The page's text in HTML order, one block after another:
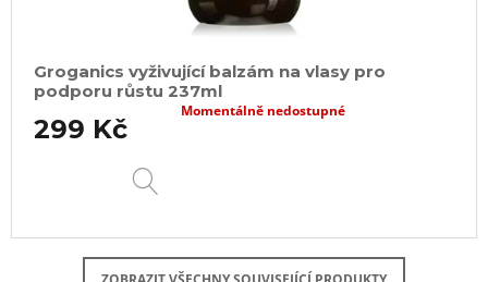
Groganics vyživující balzám na vlasy pro
podporu růstu 237ml
299 Kč
Momentálně nedostupné